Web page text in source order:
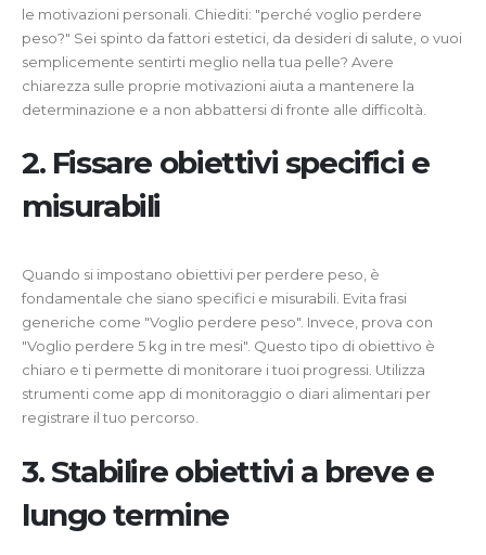
le motivazioni personali. Chiediti: "perché voglio perdere
peso?" Sei spinto da fattori estetici, da desideri di salute, o vuoi
semplicemente sentirti meglio nella tua pelle? Avere
chiarezza sulle proprie motivazioni aiuta a mantenere la
determinazione e a non abbattersi di fronte alle difficoltà.
2. Fissare obiettivi specifici e
misurabili
Quando si impostano obiettivi per perdere peso, è
fondamentale che siano specifici e misurabili. Evita frasi
generiche come "Voglio perdere peso". Invece, prova con
"Voglio perdere 5 kg in tre mesi". Questo tipo di obiettivo è
chiaro e ti permette di monitorare i tuoi progressi. Utilizza
strumenti come app di monitoraggio o diari alimentari per
registrare il tuo percorso.
3. Stabilire obiettivi a breve e
lungo termine